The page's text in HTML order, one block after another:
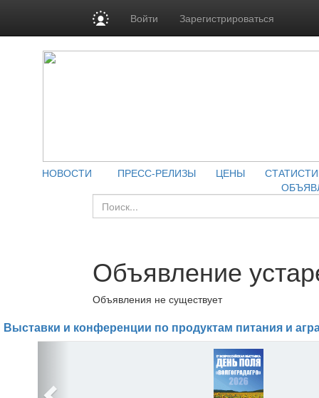
Войти Зарегистрироваться
НОВОСТИ ПРЕСС-РЕЛИЗЫ ЦЕНЫ
Объявление
Объявления не существует
Выставки и конференции по продуктам питания и